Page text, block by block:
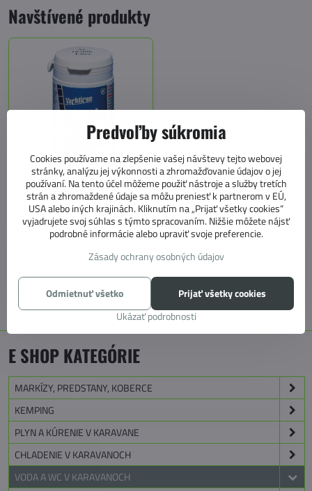
Navštívené produkty
Yachticon Aqua Clean 10 000
– dezinfekcia pitnej vody bez
chlóru
+421 905 531 966
info@4caravan.sk
E SHOP KATEGÓRIE
MARKÍZY, PREDSTANY, KOBERCE
KEMPING
PLYN A KÚRENIE V KARAVANE
CHLADENIE V KARAVANOCH
VODA A WC V KARAVANOCH
Predvoľby súkromia
Cookies používame na zlepšenie vašej návštevy tejto webovej
stránky, analýzu jej výkonnosti a zhromažďovanie údajov o jej
používaní. Na tento účel môžeme použiť nástroje a služby tretích
strán a zhromaždené údaje sa môžu preniesť k partnerom v EÚ,
USA alebo iných krajinách. Kliknutím na „Prijať všetky cookies“
vyjadrujete svoj súhlas s týmto spracovaním. Nižšie môžete nájsť
podrobné informácie alebo upraviť svoje preferencie.
Zásady ochrany osobných údajov
Ukázať podrobnosti
Prijať všetky cookies
Odmietnuť všetko